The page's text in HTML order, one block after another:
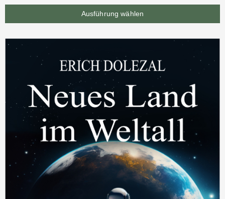
Ausführung wählen